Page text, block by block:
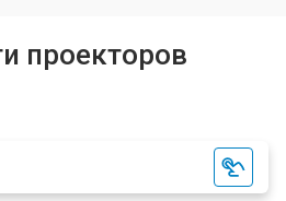
проекторов